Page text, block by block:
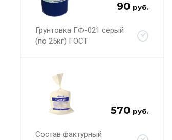
90 руб.
Грунтовка ГФ-021 серый
(по 25кг) ГОСТ
570 руб.
Состав фактурный